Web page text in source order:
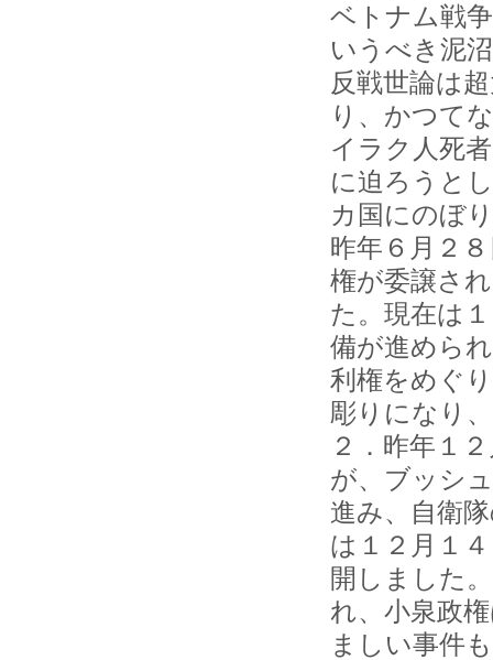
ベトナム戦
いうべき泥
反戦世論は
り、かつて
イラク人死
に迫ろうと
カ国にのぼ
昨年６月２
権が委譲さ
た。現在は
備が進めら
利権をめぐ
彫りになり
２．昨年１
が、ブッシ
進み、自衛
は１２月１
開しました
れ、小泉政
ましい事件